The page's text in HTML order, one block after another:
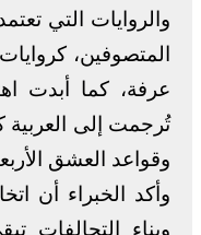
والروايات التي
المتصوفين،
عرفة، كما أبدت
تُرجمت إلى العربية
وقواعد العشق
وأكد الخبراء أن
وبناء التحالفات